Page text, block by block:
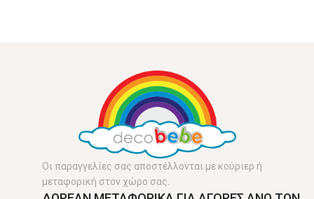
Οι παραγγελίες σας αποστέλλονται με κούριερ ή
μεταφορική στον χώρο σας.